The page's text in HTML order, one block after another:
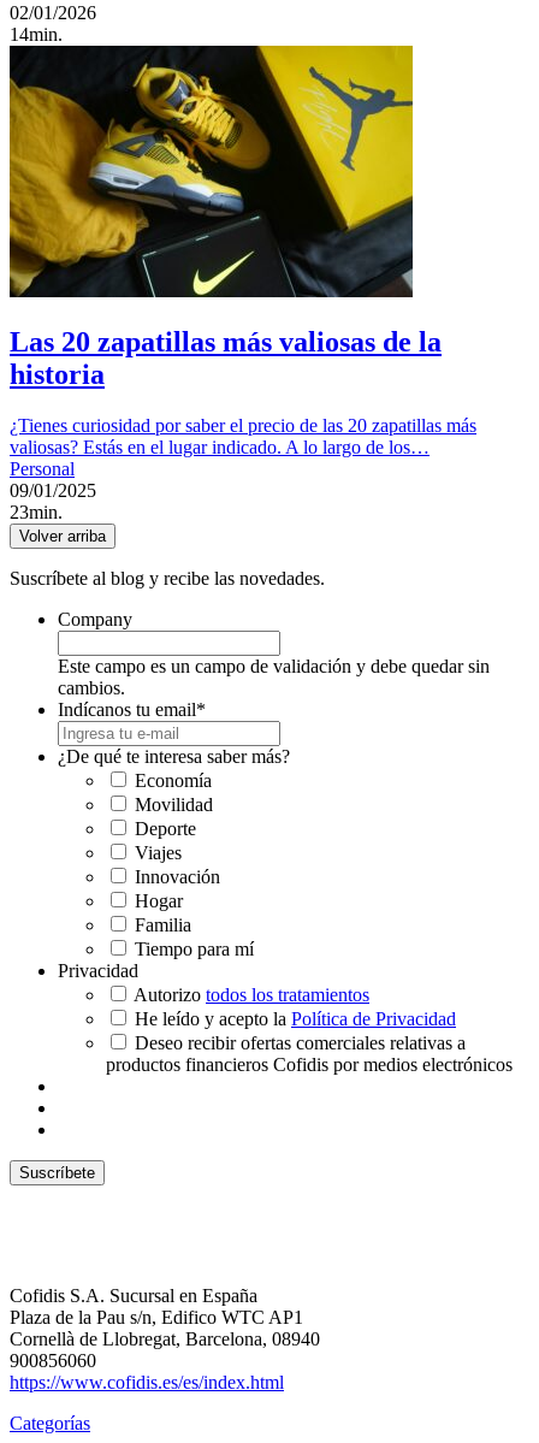
02/01/2026
14min.
Las 20 zapatillas más valiosas de la
historia
¿Tienes curiosidad por saber el precio de las 20 zapatillas más
valiosas? Estás en el lugar indicado. A lo largo de los…
Personal
09/01/2025
23min.
Volver arriba
Suscríbete al blog y recibe las novedades.
Company
Este campo es un campo de validación y debe quedar sin
cambios.
Indícanos tu email*
¿De qué te interesa saber más?
Economía
Movilidad
Deporte
Viajes
Innovación
Hogar
Familia
Tiempo para mí
Privacidad
Autorizo todos los tratamientos
He leído y acepto la Política de Privacidad
Deseo recibir ofertas comerciales relativas a
productos financieros Cofidis por medios electrónicos
Cofidis S.A. Sucursal en España
Plaza de la Pau s/n, Edifico WTC AP1
Cornellà de Llobregat, Barcelona, 08940
900856060
https://www.cofidis.es/es/index.html
Categorías